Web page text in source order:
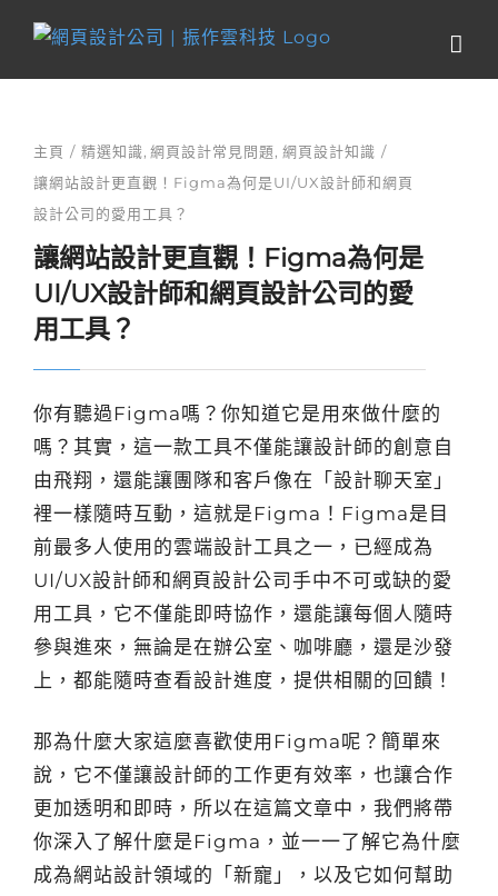
content
主頁 精選知識 網頁設計常見問題 網頁設計知識
讓網站設計更直觀！Figma為何是UI/UX設計師和網頁
設計公司的愛用工具？
讓網站設計更直觀！Figma為何是
UI/UX設計師和網頁設計公司的愛
用工具？
你有聽過Figma嗎？你知道它是用來做什麼的
嗎？其實，這一款工具不僅能讓設計師的創意自
由飛翔，還能讓團隊和客戶像在「設計聊天室」
裡一樣隨時互動，這就是Figma！Figma是目
前最多人使用的雲端設計工具之一，已經成為
UI/UX設計師和網頁設計公司手中不可或缺的愛
用工具，它不僅能即時協作，還能讓每個人隨時
參與進來，無論是在辦公室、咖啡廳，還是沙發
上，都能隨時查看設計進度，提供相關的回饋！
那為什麼大家這麼喜歡使用Figma呢？簡單來
說，它不僅讓設計師的工作更有效率，也讓合作
更加透明和即時，所以在這篇文章中，我們將帶
你深入了解什麼是Figma，並一一了解它為什麼
成為網站設計領域的「新寵」，以及它如何幫助